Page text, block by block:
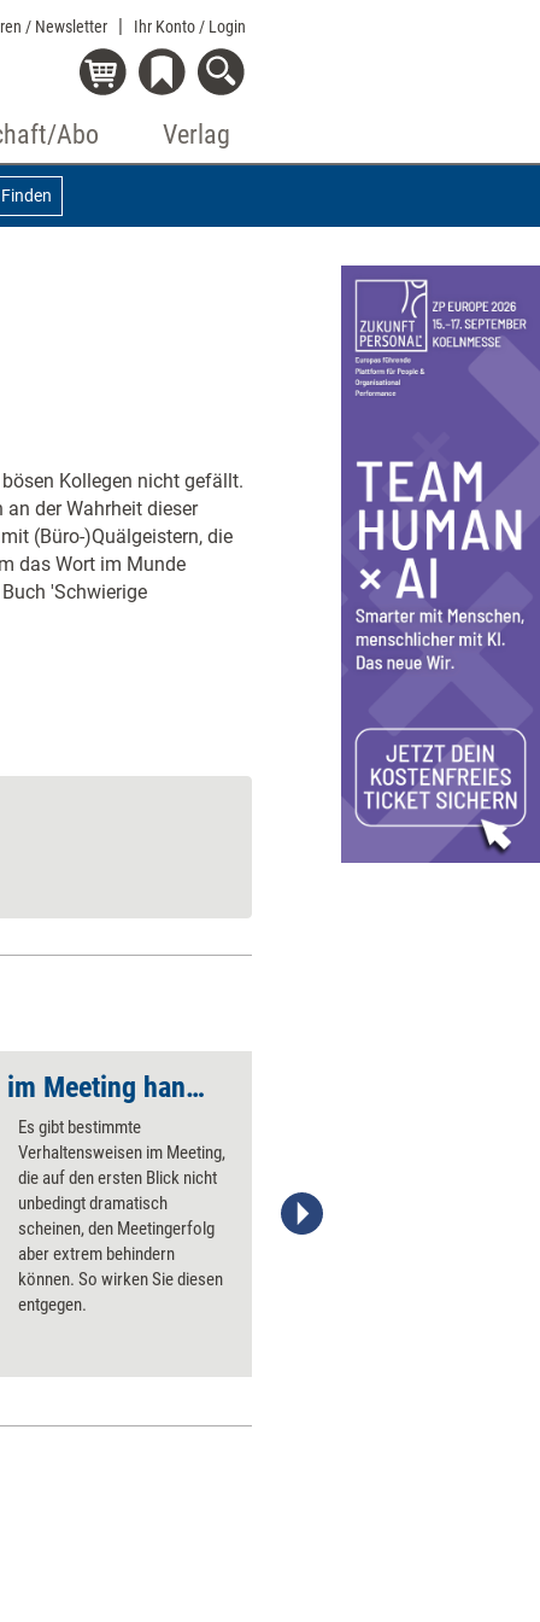
/ Newsletter Ihr Konto / Login
Abo Verlag
Finden
Kollegen nicht gefällt.
an der Wahrheit dieser
(Büro-)Quälgeistern, die
das Wort im Munde
'Schwierige
Störendes Verhalten im Meeting handlen
Es gibt bestimmte
Verhaltensweisen im Meeting,
die auf den ersten Blick nicht
unbedingt dramatisch
scheinen, den Meetingerfolg
aber extrem behindern
können. So wirken Sie diesen
entgegen.
Stefanie Diers; www.managerseminare.de